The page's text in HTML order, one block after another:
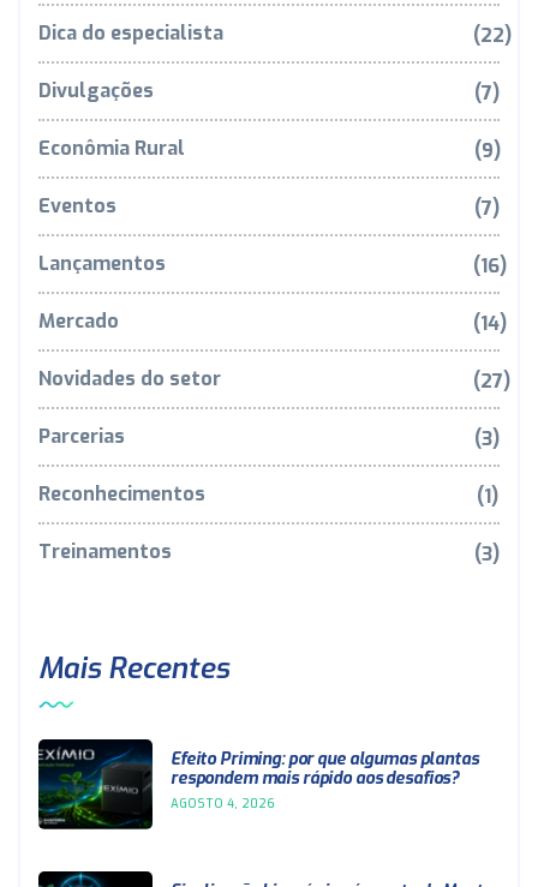
Dica do especialista (22)
Divulgações (7)
Econômia Rural (9)
Eventos (7)
Lançamentos (16)
Mercado (14)
Novidades do setor (27)
Parcerias (3)
Reconhecimentos (1)
Treinamentos (3)
Mais Recentes
Efeito Priming: por que algumas plantas
respondem mais rápido aos desafios?
AGOSTO 4, 2026